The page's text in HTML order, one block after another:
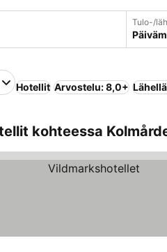
Tulo-/
Hotellit Arvostelu: 8,0+
kohteessa